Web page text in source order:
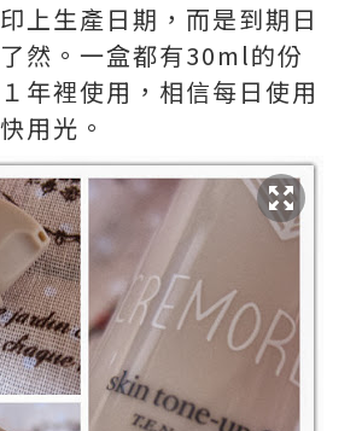
上生產日期，而是到期日
然。一盒都有30ml的份
年裡使用，相信每日使用
用光。